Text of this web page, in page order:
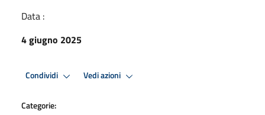
Data :
4 giugno 2025
Condividi Vedi azioni
Categorie: